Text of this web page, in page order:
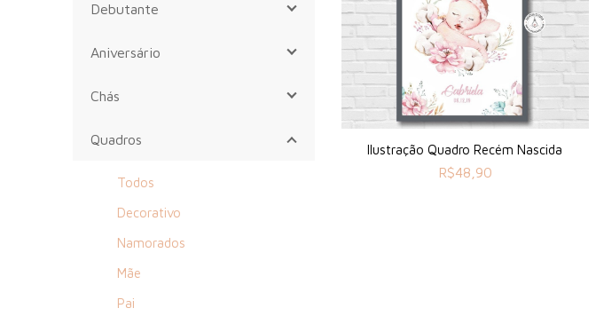
Debutante
Aniversário
Chás
Quadros
Todos
Decorativo
Namorados
Mãe
Pai
Ilustração Quadro Recém Nascida
R$48,90